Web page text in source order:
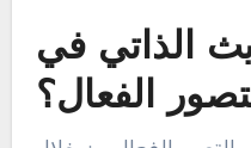
الذاتي في
الفعال؟